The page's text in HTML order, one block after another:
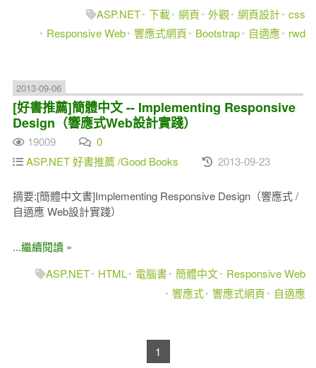
ASP.NET 下載 網頁 外觀 網頁設計 css
Responsive Web 響應式網頁 Bootstrap 自適應 rwd
2013-09-06
[好書推薦]簡體中文 -- Implementing Responsive
Design（響應式Web設計實踐）
19009
0
ASP.NET 好書推薦 /Good Books
2013-09-23
摘要:[簡體中文書]Implementing Responsive Design（響應式 /
自適應 Web設計實踐）
...繼續閱讀 »
ASP.NET
HTML 電腦書 簡體中文
Responsive Web
響應式 響應式網頁 自適應
1